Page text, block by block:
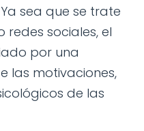
sea que se trate
sociales, el
por una
las motivaciones,
de las